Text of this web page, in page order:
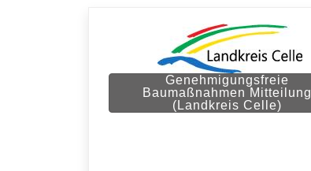
Genehmigungsfreie
Baumaßnahmen Mitteilung
(Landkreis Celle)